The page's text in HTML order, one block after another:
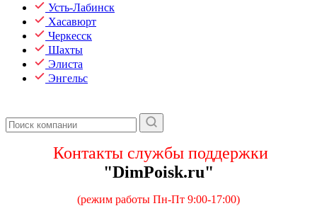
Усть-Лабинск
Хасавюрт
Черкесск
Шахты
Элиста
Энгельс
Контакты службы поддержки
"DimPoisk.ru"
(режим работы Пн-Пт 9:00-17:00)